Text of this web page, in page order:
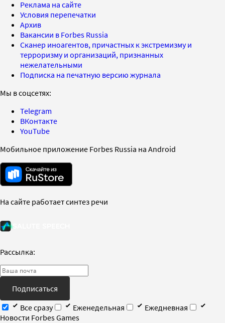
Реклама на сайте
Условия перепечатки
Архив
Вакансии в Forbes Russia
Сканер иноагентов, причастных к экстремизму и
терроризму и организаций, признанных
нежелательными
Подписка на печатную версию журнала
Мы в соцсетях:
Telegram
ВКонтакте
YouTube
Мобильное приложение Forbes Russia на Android
На сайте работает синтез речи
Рассылка:
Подписаться
Все сразу
Еженедельная
Ежедневная
Новости Forbes Games